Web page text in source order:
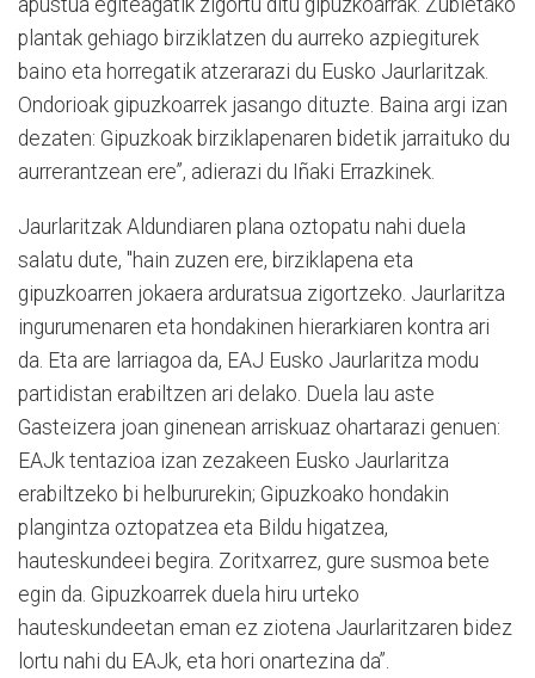
apustua egiteagatik zigortu ditu gipuzkoarrak. Zubietako
plantak gehiago birziklatzen du aurreko azpiegiturek
baino eta horregatik atzerarazi du Eusko Jaurlaritzak.
Ondorioak gipuzkoarrek jasango dituzte. Baina argi izan
dezaten: Gipuzkoak birziklapenaren bidetik jarraituko du
aurrerantzean ere”, adierazi du Iñaki Errazkinek.
Jaurlaritzak Aldundiaren plana oztopatu nahi duela
salatu dute, "hain zuzen ere, birziklapena eta
gipuzkoarren jokaera arduratsua zigortzeko. Jaurlaritza
ingurumenaren eta hondakinen hierarkiaren kontra ari
da. Eta are larriagoa da, EAJ Eusko Jaurlaritza modu
partidistan erabiltzen ari delako. Duela lau aste
Gasteizera joan ginenean arriskuaz ohartarazi genuen:
EAJk tentazioa izan zezakeen Eusko Jaurlaritza
erabiltzeko bi helbururekin; Gipuzkoako hondakin
plangintza oztopatzea eta Bildu higatzea,
hauteskundeei begira. Zoritxarrez, gure susmoa bete
egin da. Gipuzkoarrek duela hiru urteko
hauteskundeetan eman ez ziotena Jaurlaritzaren bidez
lortu nahi du EAJk, eta hori onartezina da”.